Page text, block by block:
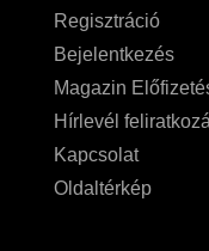
Regisztráció
Bejelentkezés
Magazin
Hírlevél
Kapcsolat
Oldaltérkép